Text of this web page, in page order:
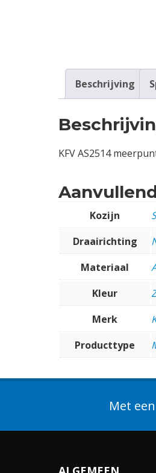
Beschrijving
KFV AS2514
Kozijn
Draairichting
Materiaal
Kleur
Merk
Producttype
Met